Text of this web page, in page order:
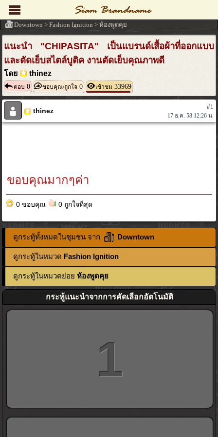
แนะนำ "CHIPASITA" เป็นแบรนด์เสื้อผ้าที่ออกแบบ
และตัดเย็บสไตล์บูติค งานตัดเย็บคุณภาพดี
โดย thinez
ตอบ 0 ขอบคุณ/ถูกใจ 0 เข้าชม 33969
thinez
#1
17 ธ.ค. 58 12:26 น.
ขอบคุณมากๆค่า
0 ขอบคุณ 0 ถูกใจที่สุด
ดูกระทู้ทั้งหมดในชุมชน จาก Downtown
ดูกระทู้ในหมวด Fashion Ignition
ดูกระทู้ในหมวดย่อยห้องพูดคุย
กระทู้แนะนำจากการคัดเลือกอัตโนมัติ
1
Downtown > Fashion Ignition > ห้องพูดคุย